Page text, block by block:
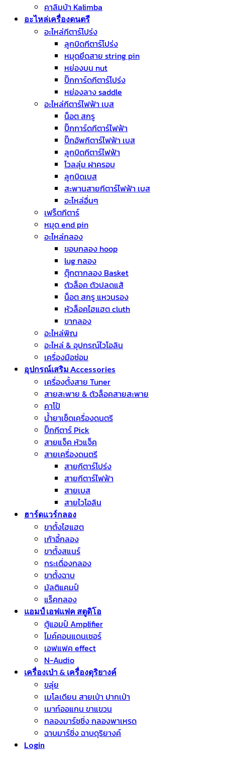
คาลิมบ้า Kalimba
อะไหล่เครื่องดนตรี
อะไหล่กีตาร์โปร่ง
ลูกบิดกีตาร์โปร่ง
หมุดยึดสาย string pin
หย่องบน nut
ปิ๊กการ์ดกีตาร์โปร่ง
หย่องลาง saddle
อะไหล่กีตาร์ไฟฟ้า เบส
น็อต สกรู
ปิ๊กการ์ดกีตาร์ไฟฟ้า
ปิ๊กอัพกีตาร์ไฟฟ้า เบส
ลูกบิดกีตาร์ไฟฟ้า
โวลลุ่ม ฝาครอบ
ลูกบิดเบส
สะพานสายกีตาร์ไฟฟ้า เบส
อะไหล่อื่นๆ
เฟร็ตกีตาร์
หมุด end pin
อะไหล่กลอง
ขอบกลอง hoop
lug กลอง
ตุ๊กตากลอง Basket
ตัวล็อค ตัวปลดแส้
น็อต สกรู แหวนรอง
หัวล็อคไฮแฮต cluth
ขากลอง
อะไหล่พิณ
อะไหล่ & อุปกรณ์ไวโอลิน
เครื่องมือซ่อม
อุปกรณ์เสริม Accessories
เครื่องตั้งสาย Tuner
สายสะพาย & ตัวล็อคสายสะพาย
คาโป้
น้ำยาเช็ดเครื่องดนตรี
ปิ๊กกีตาร์ Pick
สายแจ็ค หัวแจ็ค
สายเครื่องดนตรี
สายกีตาร์โปร่ง
สายกีตาร์ไฟฟ้า
สายเบส
สายไวโอลิน
ฮาร์ดแวร์กลอง
ขาตั้งไฮแฮต
เก้าอี้กลอง
ขาตั้งสแนร์
กระเดื่องกลอง
ขาตั้งฉาบ
มัลติแคมป์
แร็คกลอง
แอมป์ เอฟแฟค สตูดิโอ
ตู้แอมป์ Amplifier
ไมค์คอนแดนเซอร์
เอฟแฟค effect
N-Audio
เครื่องเป่า & เครื่องดุริยางค์
ขลุ่ย
เมโลเดียน สายเป่า ปากเป่า
เมาท์ออแกน ขาแขวน
กลองมาร์ชชิ่ง กลองพาเหรด
ฉาบมาร์ชิ่ง ฉาบดุริยางค์
Login